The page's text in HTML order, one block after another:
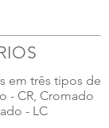
em três tipos de
- CR, Cromado
- LC